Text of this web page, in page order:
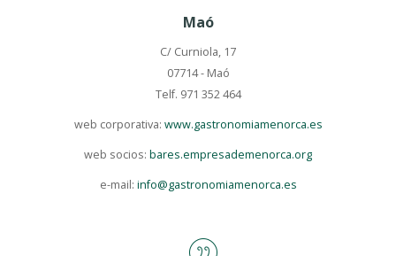
Maó
C/ Curniola, 17
07714 - Maó
Telf. 971 352 464
web corporativa: www.gastronomiamenorca.es
web socios: bares.empresademenorca.org
e-mail: info@gastronomiamenorca.es